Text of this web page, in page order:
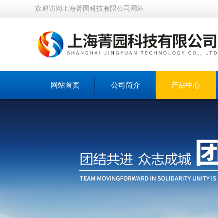
欢迎访问上海菁园科技有限公司网站
网站首页 公司简介 产品中心